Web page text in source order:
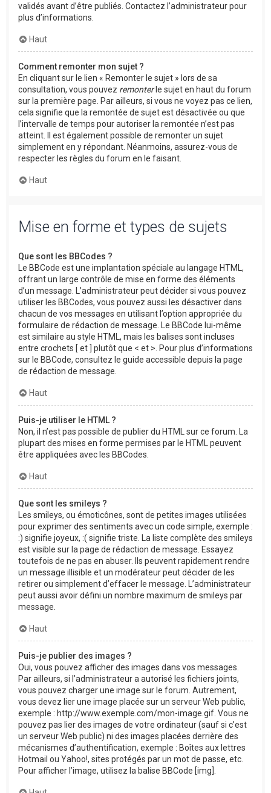
validés avant d’être publiés. Contactez l’administrateur pour
plus d’informations.
Haut
Comment remonter mon sujet ?
En cliquant sur le lien « Remonter le sujet » lors de sa
consultation, vous pouvez remonterle sujet en haut du forum
sur la première page. Par ailleurs, si vous ne voyez pas ce lien,
cela signifie que la remontée de sujet est désactivée ou que
l’intervalle de temps pour autoriser la remontée n’est pas
atteint. Il est également possible de remonter un sujet
simplement en y répondant. Néanmoins, assurez-vous de
respecter les règles du forum en le faisant.
Haut
Mise en forme et types de sujets
Que sont les BBCodes ?
Le BBCode est une implantation spéciale au langage HTML,
offrant un large contrôle de mise en forme des éléments
d’un message. L’administrateur peut décider si vous pouvez
utiliser les BBCodes, vous pouvez aussi les désactiver dans
chacun de vos messages en utilisant l’option appropriée du
formulaire de rédaction de message. Le BBCode lui-même
est similaire au style HTML, mais les balises sont incluses
entre crochets [ et ] plutôt que < et >. Pour plus d’informations
sur le BBCode, consultez le guide accessible depuis la page
de rédaction de message.
Haut
Puis-je utiliser le HTML ?
Non, il n’est pas possible de publier du HTML sur ce forum. La
plupart des mises en forme permises par le HTML peuvent
être appliquées avec les BBCodes.
Haut
Que sont les smileys ?
Les smileys, ou émoticônes, sont de petites images utilisées
pour exprimer des sentiments avec un code simple, exemple :
:) signifie joyeux, :( signifie triste. La liste complète des smileys
est visible sur la page de rédaction de message. Essayez
toutefois de ne pas en abuser. Ils peuvent rapidement rendre
un message illisible et un modérateur peut décider de les
retirer ou simplement d’effacer le message. L’administrateur
peut aussi avoir défini un nombre maximum de smileys par
message.
Haut
Puis-je publier des images ?
Oui, vous pouvez afficher des images dans vos messages.
Par ailleurs, si l’administrateur a autorisé les fichiers joints,
vous pouvez charger une image sur le forum. Autrement,
vous devez lier une image placée sur un serveur Web public,
exemple : http://www.exemple.com/mon-image.gif. Vous ne
pouvez pas lier des images de votre ordinateur (sauf si c’est
un serveur Web public) ni des images placées derrière des
mécanismes d’authentification, exemple : Boîtes aux lettres
Hotmail ou Yahoo!, sites protégés par un mot de passe, etc.
Pour afficher l’image, utilisez la balise BBCode [img].